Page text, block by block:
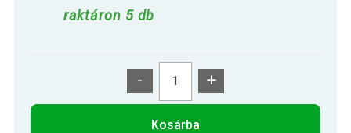
raktáron 5 db
- +
Kosárba